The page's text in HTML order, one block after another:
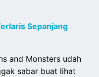
Sepanjang
and Monsters udah
sabar buat lihat